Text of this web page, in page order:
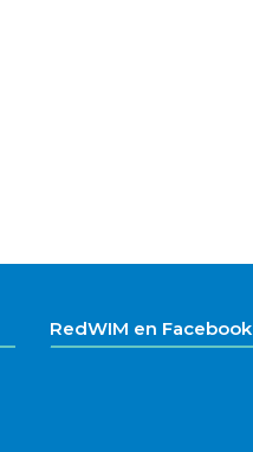
RedWIM en Facebook